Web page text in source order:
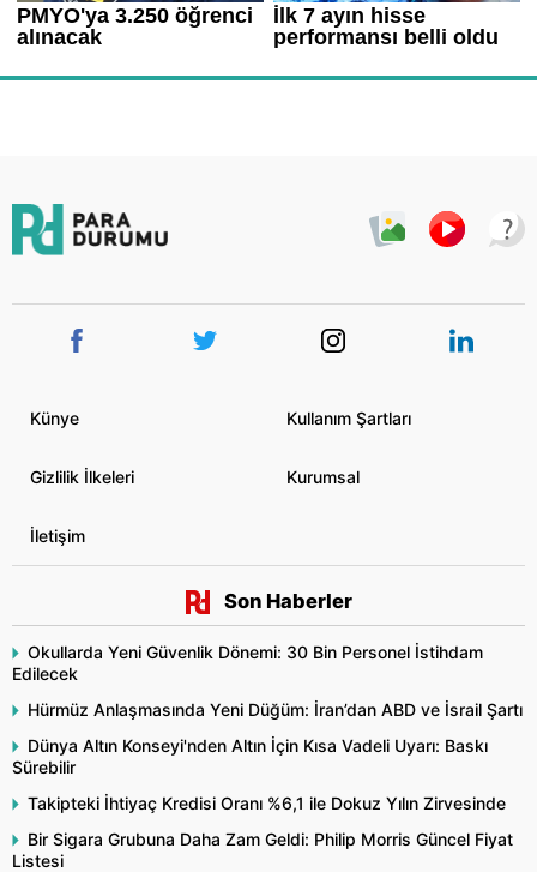
Künye Kullanım Şartları
Gizlilik İlkeleri Kurumsal
İletişim
Son Haberler
Okullarda Yeni Güvenlik Dönemi: 30 Bin Personel İstihdam
Edilecek
Hürmüz Anlaşmasında Yeni Düğüm: İran’dan ABD ve İsrail Şartı
Dünya Altın Konseyi'nden Altın İçin Kısa Vadeli Uyarı: Baskı
Sürebilir
Takipteki İhtiyaç Kredisi Oranı %6,1 ile Dokuz Yılın Zirvesinde
Bir Sigara Grubuna Daha Zam Geldi: Philip Morris Güncel Fiyat
Listesi